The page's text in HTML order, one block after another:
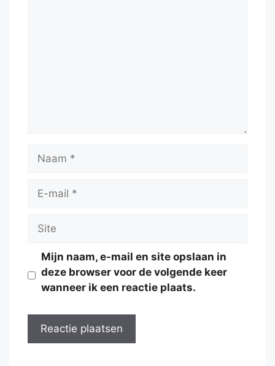
Naam
Site
Mijn naam, e-mail en site opslaan in
deze browser voor de volgende keer
wanneer ik een reactie plaats.